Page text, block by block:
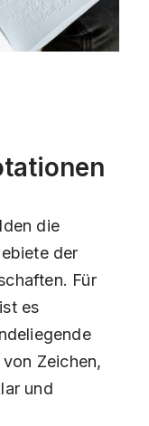
die
der
Für
es
Zeichen,
und